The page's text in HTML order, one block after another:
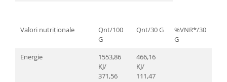
Valori nutriționale
Qnt/100
G
Qnt/30 G
%VNR*/30
G
Energie
1553,86
KJ/
371,56
466,16
KJ/
111,47